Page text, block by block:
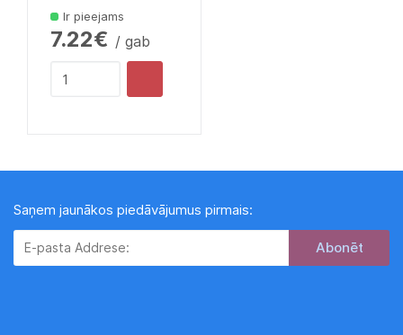
Ir pieejams
7.22€ / gab
Saņem jaunākos piedāvājumus pirmais:
Subscribe